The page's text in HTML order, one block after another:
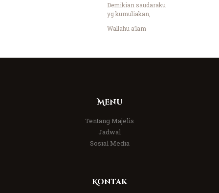
Demikian saudaraku
yg kumuliakan,
Wallahu a’lam
Menu
Tentang Majelis
Jadwal
Sosial Media
Kontak